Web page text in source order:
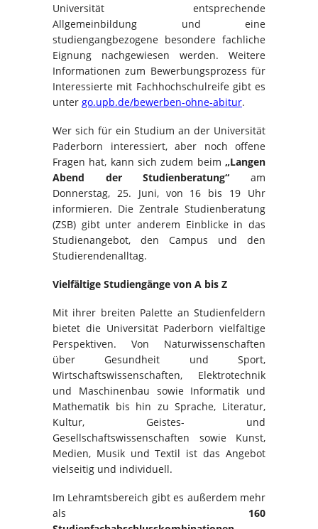
Universität entsprechende
Allgemeinbildung und eine
studiengangbezogene besondere fachliche
Eignung nachgewiesen werden. Weitere
Informationen zum Bewerbungsprozess für
Interessierte mit Fachhochschulreife gibt es
unter go.upb.de/bewerben-ohne-abitur.
Wer sich für ein Studium an der Universität
Paderborn interessiert, aber noch offene
Fragen hat, kann sich zudem beim „Langen
Abend der Studienberatung“ am
Donnerstag, 25. Juni, von 16 bis 19 Uhr
informieren. Die Zentrale Studienberatung
(ZSB) gibt unter anderem Einblicke in das
Studienangebot, den Campus und den
Studierendenalltag.
Vielfältige Studiengänge von A bis Z
Mit ihrer breiten Palette an Studienfeldern
bietet die Universität Paderborn vielfältige
Perspektiven. Von Naturwissenschaften
über Gesundheit und Sport,
Wirtschaftswissenschaften, Elektrotechnik
und Maschinenbau sowie Informatik und
Mathematik bis hin zu Sprache, Literatur,
Kultur, Geistes- und
Gesellschaftswissenschaften sowie Kunst,
Medien, Musik und Textil ist das Angebot
vielseitig und individuell.
Im Lehramtsbereich gibt es außerdem mehr
als 160